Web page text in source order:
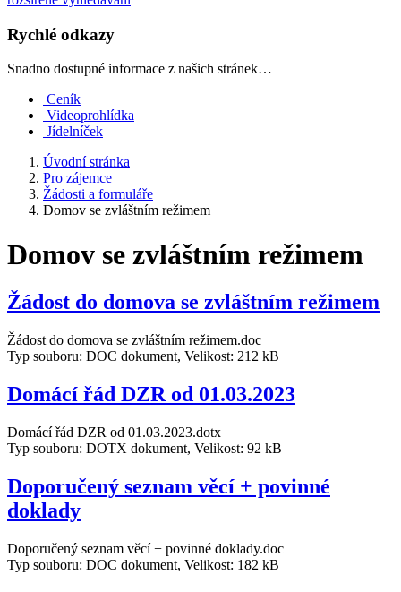
Rychlé odkazy
Snadno dostupné informace z našich stránek…
Ceník
Videoprohlídka
Jídelníček
Úvodní stránka
Pro zájemce
Žádosti a formuláře
Domov se zvláštním režimem
Domov se zvláštním režimem
Žádost do domova se zvláštním režimem
Žádost do domova se zvláštním režimem.doc
Typ souboru: DOC dokument, Velikost: 212 kB
Domácí řád DZR od 01.03.2023
Domácí řád DZR od 01.03.2023.dotx
Typ souboru: DOTX dokument, Velikost: 92 kB
Doporučený seznam věcí + povinné
doklady
Doporučený seznam věcí + povinné doklady.doc
Typ souboru: DOC dokument, Velikost: 182 kB